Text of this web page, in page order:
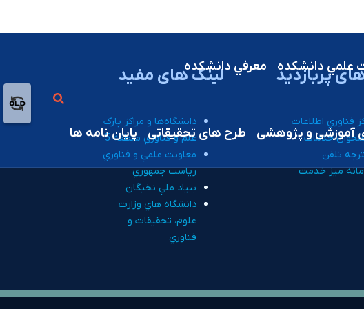
علمي دانشکده معرفي دانشکده
آموزشی و پژوهشی طرح های تحقیقاتی پایان نامه ها
پربازدید
فناوري اطلاعات
خدمات
تلفن
ميز خدمت
لینک های مفید
دانشگاه‌ها و مراکز پارک
علم و فناوري منطقه 5
معاونت علمي و فناوري
رياست جمهوري
بنياد ملي نخبگان
دانشگاه هاي وزارت
علوم، تحقيقات و
فناوري